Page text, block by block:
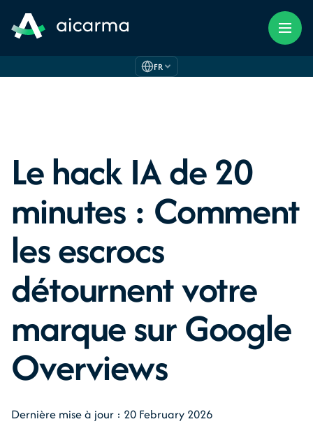
FR
Le hack IA de 20
minutes : Comment
les escrocs
détournent votre
marque sur Google
Overviews
Dernière mise à jour : 20 February 2026